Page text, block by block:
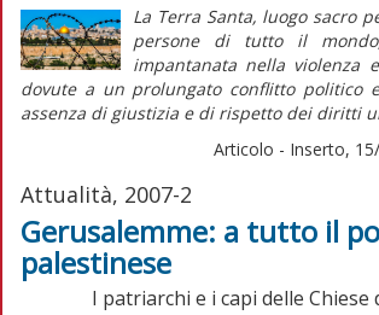
La Terra Santa, luogo sacro
persone di tutto il
impantanata nella violenza
dovute a un prolungato conflitto politico
assenza di giustizia e di rispetto dei diritti
Articolo - Inserto,
Attualità, 2007-2
Gerusalemme: a tutto il
palestinese
I patriarchi e i capi delle Chiese